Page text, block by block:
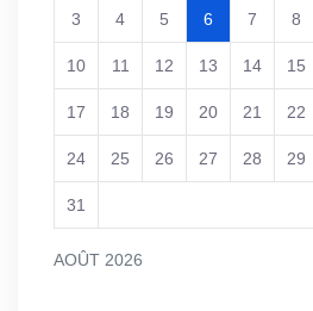
AOÛT 2026
3 4 5 6 7 8
10 11 12 13 14 15
17 18 19 20 21 22
24 25 26 27 28 29
31